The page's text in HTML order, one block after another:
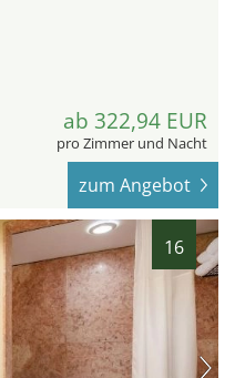
ab 322,94 EUR
pro Zimmer und Nacht
zum Angebot
16